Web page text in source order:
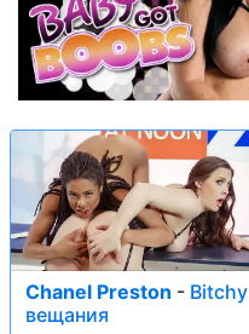
Chanel Preston - Bitchy
вещания